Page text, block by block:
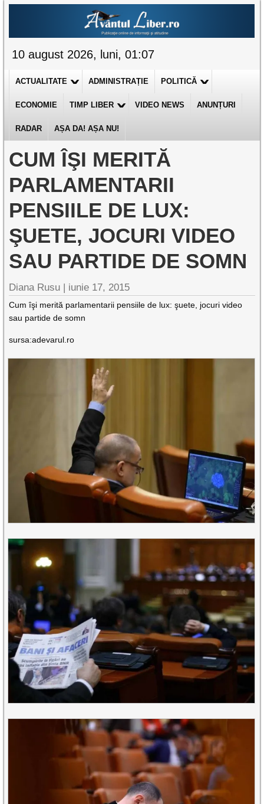
10 august 2026, luni, 01:07
ACTUALITATE ADMINISTRAȚIE POLITICĂ
ECONOMIE TIMP LIBER VIDEO NEWS ANUNȚURI
RADAR AȘA DA! AȘA NU!
CUM ÎŞI MERITĂ
PARLAMENTARII
PENSIILE DE LUX:
ŞUETE, JOCURI VIDEO
SAU PARTIDE DE SOMN
Diana Rusu | iunie 17, 2015
Cum îşi merită parlamentarii pensiile de lux: şuete, jocuri video
sau partide de somn
sursa:adevarul.ro